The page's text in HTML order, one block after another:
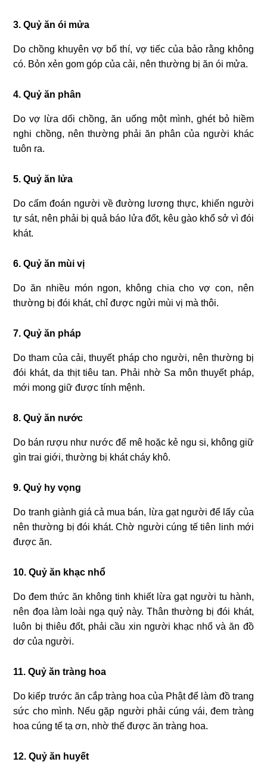
3. Quỷ ăn ói mửa
Do chồng khuyên vợ bố thí, vợ tiếc của bảo rằng không
có. Bỏn xẻn gom góp của cải, nên thường bị ăn ói mửa.
4. Quỷ ăn phân
Do vợ lừa dối chồng, ăn uống một mình, ghét bỏ hiềm
nghi chồng, nên thường phải ăn phân của người khác
tuôn ra.
5. Quỷ ăn lửa
Do cấm đoán người về đường lương thực, khiến người
tự sát, nên phải bị quả báo lửa đốt, kêu gào khổ sở vì đói
khát.
6. Quỷ ăn mùi vị
Do ăn nhiều món ngon, không chia cho vợ con, nên
thường bị đói khát, chỉ được ngửi mùi vị mà thôi.
7. Quỷ ăn pháp
Do tham của cải, thuyết pháp cho người, nên thường bị
đói khát, da thịt tiêu tan. Phải nhờ Sa môn thuyết pháp,
mới mong giữ được tính mệnh.
8. Quỷ ăn nước
Do bán rượu như nước để mê hoặc kẻ ngu si, không giữ
gìn trai giới, thường bị khát cháy khô.
9. Quỷ hy vọng
Do tranh giành giá cả mua bán, lừa gạt người để lấy của
nên thường bị đói khát. Chờ người cúng tế tiên linh mới
được ăn.
10. Quỷ ăn khạc nhổ
Do đem thức ăn không tinh khiết lừa gạt người tu hành,
nên đọa làm loài ngạ quỷ này. Thân thường bị đói khát,
luôn bị thiêu đốt, phải cầu xin người khạc nhổ và ăn đồ
dơ của người.
11. Quỷ ăn tràng hoa
Do kiếp trước ăn cắp tràng hoa của Phật để làm đồ trang
sức cho mình. Nếu gặp người phải cúng vái, đem tràng
hoa cúng tế tạ ơn, nhờ thế được ăn tràng hoa.
12. Quỷ ăn huyết